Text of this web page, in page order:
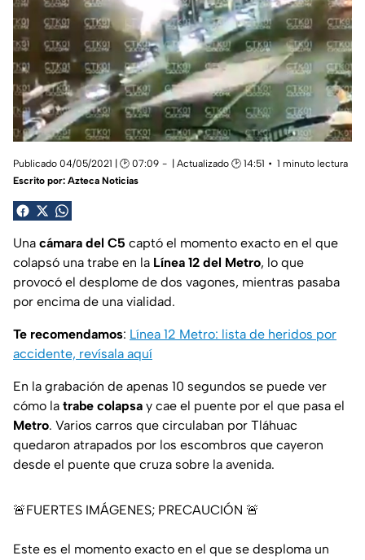
Publicado 04/05/2021 | 🕑 07:09 | Actualizado 🕑 14:51
1 minuto lectura
Escrito por: Azteca Noticias
Una cámara del C5 captó el momento exacto en el que
colapsó una trabe en la Línea 12 del Metro, lo que
provocó el desplome de dos vagones, mientras pasaba
por encima de una vialidad.
Te recomendamos: Línea 12 Metro: lista de heridos por
accidente, revísala aquí
En la grabación de apenas 10 segundos se puede ver
cómo la trabe colapsa y cae el puente por el que pasa el
Metro. Varios carros que circulaban por Tláhuac
quedaron atrapados por los escombros que cayeron
desde el puente que cruza sobre la avenida.
🚨FUERTES IMÁGENES; PRECAUCIÓN 🚨
Este es el momento exacto en el que se desploma un